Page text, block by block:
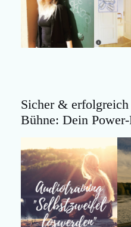
Sicher &
Bühne: Dein